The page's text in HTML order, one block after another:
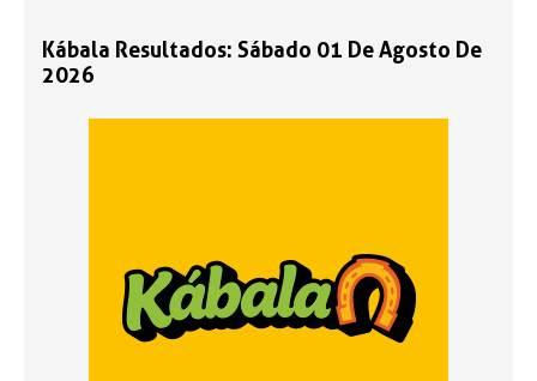
Kábala Resultados: Sábado 01 De Agosto De
2026